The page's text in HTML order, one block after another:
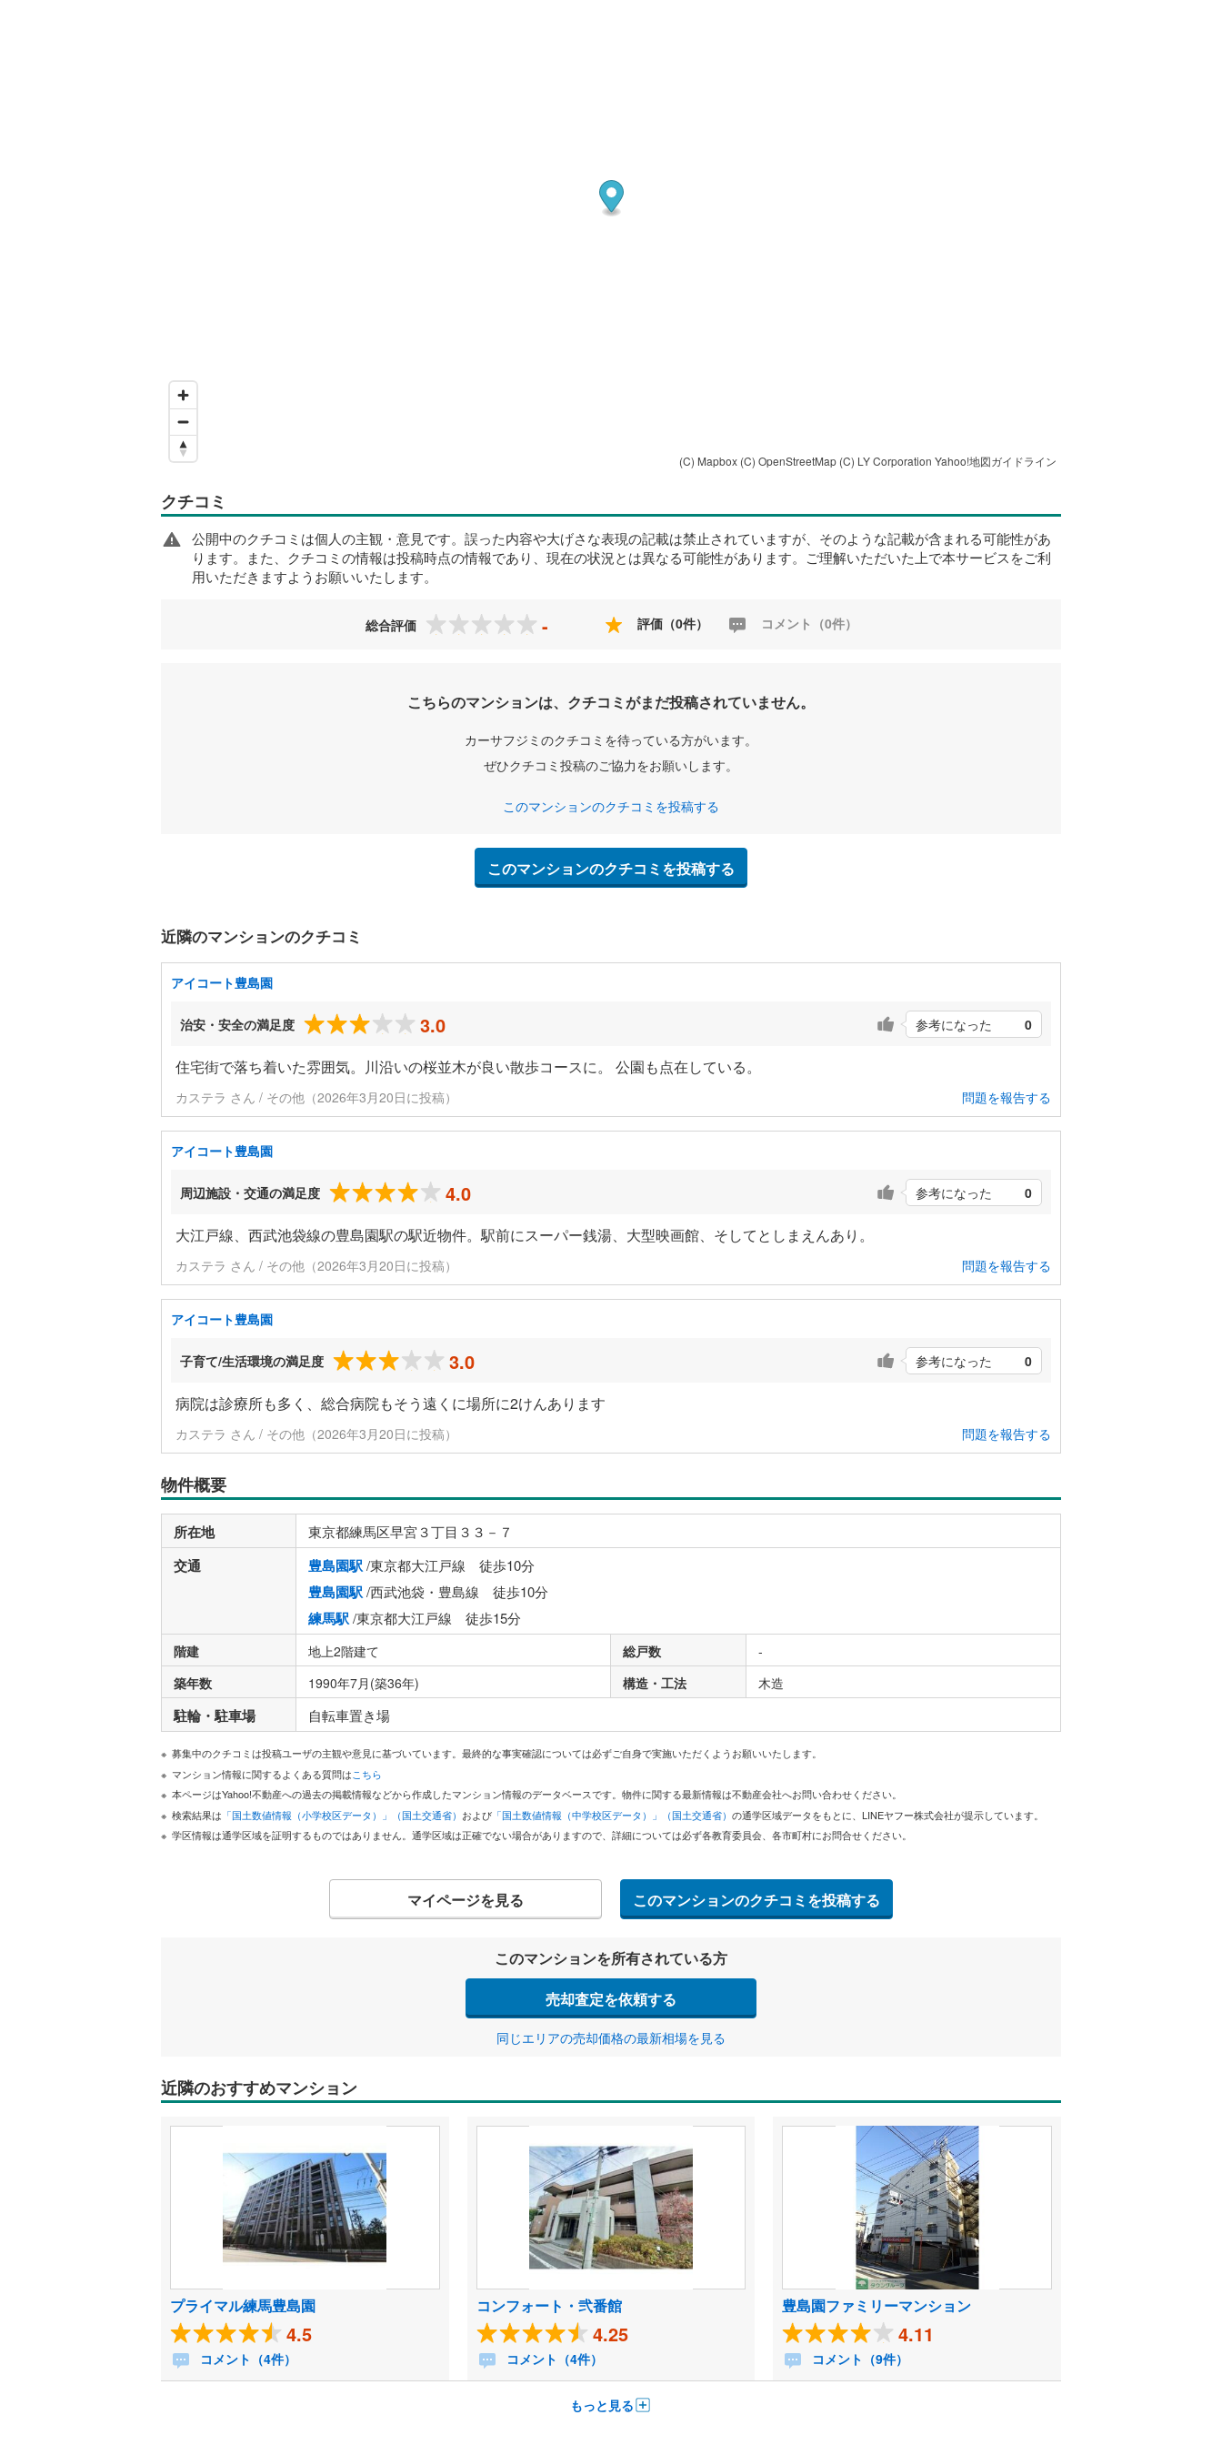
(C) Mapbox (C) OpenStreetMap (C) LY Corporation Yahoo!地図ガイドライン
クチコミ
公開中のクチコミは個人の主観・意見です。誤った内容や大げさな表現の記載は禁止されていますが、そのような記載が含まれる可能性があ
ります。また、クチコミの情報は投稿時点の情報であり、現在の状況とは異なる可能性があります。ご理解いただいた上で本サービスをご利
用いただきますようお願いいたします。
総合評価 - 評価（0件） コメント（0件）
こちらのマンションは、クチコミがまだ投稿されていません。
カーサフジミのクチコミを待っている方がいます。
ぜひクチコミ投稿のご協力をお願いします。
このマンションのクチコミを投稿する
このマンションのクチコミを投稿する
近隣のマンションのクチコミ
アイコート豊島園
治安・安全の満足度 3.0 参考になった 0
住宅街で落ち着いた雰囲気。川沿いの桜並木が良い散歩コースに。 公園も点在している。
カステラ さん / その他（2026年3月20日に投稿） 問題を報告する
アイコート豊島園
周辺施設・交通の満足度 4.0 参考になった 0
大江戸線、西武池袋線の豊島園駅の駅近物件。駅前にスーパー銭湯、大型映画館、そしてとしまえんあり。
カステラ さん / その他（2026年3月20日に投稿） 問題を報告する
アイコート豊島園
子育て/生活環境の満足度 3.0 参考になった 0
病院は診療所も多く、総合病院もそう遠くに場所に2けんあります
カステラ さん / その他（2026年3月20日に投稿） 問題を報告する
物件概要
所在地 東京都練馬区早宮３丁目３３－７
交通 豊島園駅/東京都大江戸線 徒歩10分
豊島園駅/西武池袋・豊島線 徒歩10分
練馬駅/東京都大江戸線 徒歩15分
階建 地上2階建て 総戸数
-
築年数
1990年7月(築36年) 構造・工法 木造
駐輪・駐車場 自転車置き場
募集中のクチコミは投稿ユーザの主観や意見に基づいています。最終的な事実確認については必ずご自身で実施いただくようお願いいたします。
マンション情報に関するよくある質問はこちら
本ページはYahoo!不動産への過去の掲載情報などから作成したマンション情報のデータベースです。物件に関する最新情報は不動産会社へお問い合わせください。
検索結果は 「国土数値情報（小学校区データ）」（国土交通省） および 「国土数値情報（中学校区データ）」（国土交通省） の通学区域データをもとに、LINEヤフー株式会社が提示しています。
学区情報は通学区域を証明するものではありません。通学区域は正確でない場合がありますので、詳細については必ず各教育委員会、各市町村にお問合せください。
マイページを見る このマンションのクチコミを投稿する
このマンションを所有されている方
売却査定を依頼する
同じエリアの売却価格の最新相場を見る
近隣のおすすめマンション
プライマル練馬豊島園
4.5
コメント（4件）
コンフォート・弐番館
4.25
コメント（4件）
豊島園ファミリーマンション
4.11
コメント（9件）
もっと見る